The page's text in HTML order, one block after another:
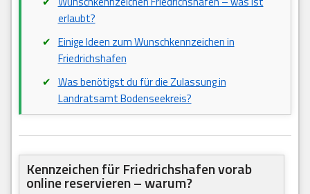
erlaubt?
Einige Ideen zum Wunschkennzeichen in
Friedrichshafen
Was benötigst du für die Zulassung in
Landratsamt Bodenseekreis?
Kennzeichen für Friedrichshafen vorab
online reservieren – warum?